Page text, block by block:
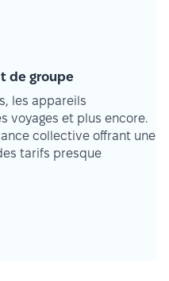
de groupe
les appareils
voyages et plus encore.
collective offrant une
tarifs presque